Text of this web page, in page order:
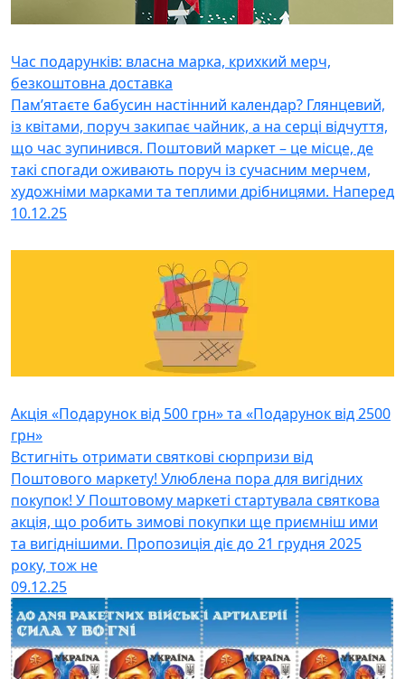
Час подарунків: власна марка, крихкий мерч,
безкоштовна доставка
Пам’ятаєте бабусин настінний календар? Глянцевий,
із квітами, поруч закипає чайник, а на серці відчуття,
що час зупинився. Поштовий маркет – це місце, де
такі спогади оживають поруч із сучасним мерчем,
художніми марками та теплими дрібницями. Наперед
10.12.25
Акція «Подарунок від 500 грн» та «Подарунок від 2500
грн»
Встигніть отримати святкові сюрпризи від
Поштового маркету! Улюблена пора для вигідних
покупок! У Поштовому маркеті стартувала святкова
акція, що робить зимові покупки ще приємніш ими
та вигіднішими. Пропозиція діє до 21 грудня 2025
року, тож не
09.12.25